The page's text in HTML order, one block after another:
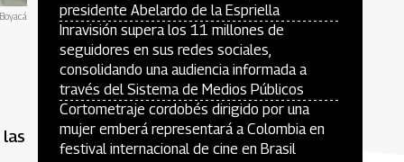
las
presidente Abelardo de la Espriella
Inravisión supera los 11 millones de
seguidores en sus redes sociales,
consolidando una audiencia informada a
través del Sistema de Medios Públicos
Cortometraje cordobés dirigido por una
mujer emberá representará a Colombia en
festival internacional de cine en Brasil